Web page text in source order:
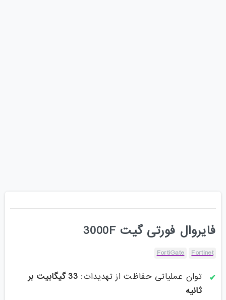
فایروال فورتی گیت 3000F
Fortinet
FortiGate
توان عملیاتی حفاظت از تهدیدات:
33 گیگابیت بر
ثانیه